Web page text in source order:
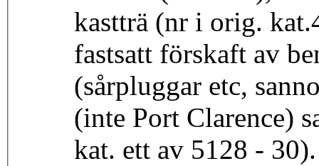
kastträ (nr i orig.
fastsatt förskaft av
(sårpluggar etc,
(inte Port Clarence)
kat. ett av 5128 -